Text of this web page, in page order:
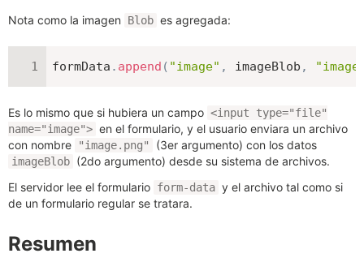
Nota como la imagen Blob es agregada:
formData . append ( "image" , imageBlob ,
Es lo mismo que si hubiera un campo <input type="file"
name="image"> en el formulario, y el usuario enviara un archivo
con nombre
"image.png" (3er argumento) con los datos
imageBlob (2do argumento) desde su sistema de archivos.
El servidor lee el formulario form-data y el archivo tal como si
de un formulario regular se tratara.
Resumen